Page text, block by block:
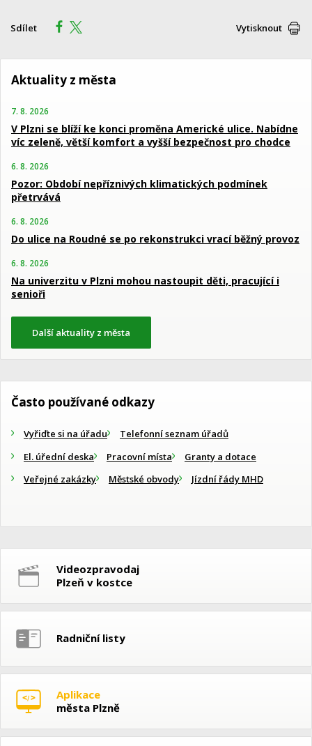
Sdílet Vytisknout
Aktuality z města
7. 8. 2026
V Plzni se blíží ke konci proměna Americké ulice. Nabídne
víc zeleně, větší komfort a vyšší bezpečnost pro chodce
6. 8. 2026
Pozor: Období nepříznivých klimatických podmínek
přetrvává
6. 8. 2026
Do ulice na Roudné se po rekonstrukci vrací běžný provoz
6. 8. 2026
Na univerzitu v Plzni mohou nastoupit děti, pracující i
senioři
Další aktuality z města
Často používané odkazy
Vyřiďte si na úřadu
Telefonní seznam úřadů
El. úřední deska
Pracovní místa
Granty a dotace
Veřejné zakázky
Městské obvody Jízdní řády MHD
Videozpravodaj
Plzeň v kostce
Radniční listy
Aplikace
města Plzně